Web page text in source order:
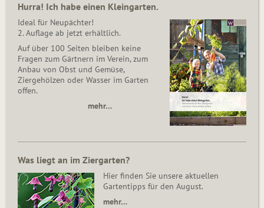
Hurra! Ich habe einen Kleingarten.
Ideal für Neupächter!
2. Auflage ab jetzt erhältlich.
Auf über 100 Seiten bleiben keine
Fragen zum Gärtnern im Verein, zum
Anbau von Obst und Gemüse,
Ziergehölzen oder Wasser im Garten
offen.
mehr…
Was liegt an im Ziergarten?
Hier finden Sie unsere aktuellen
Gartentipps für den August.
mehr…